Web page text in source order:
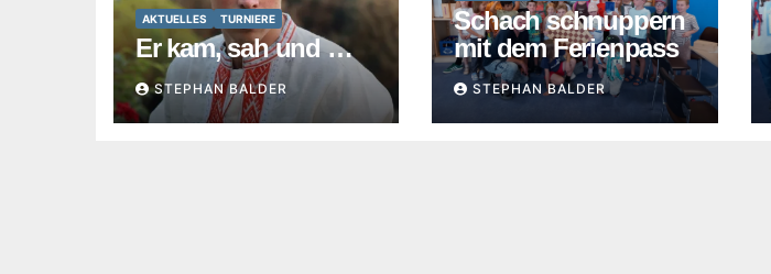
AKTUELLES TURNIERE
Er kam, sah und …
STEPHAN BALDER
Schach schnuppern
mit dem Ferienpass
STEPHAN BALDER